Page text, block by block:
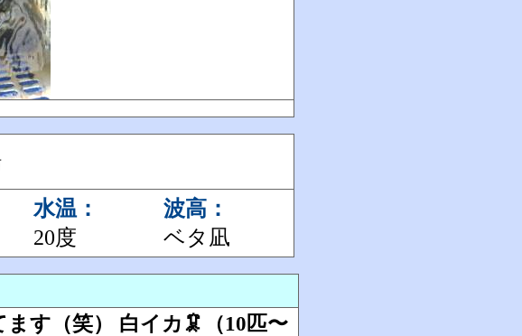
水温：
20度
波高：
ベタ凪
す（笑） 白イカ🦑（10匹〜